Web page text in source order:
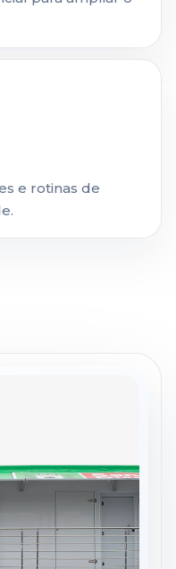
e rotinas de